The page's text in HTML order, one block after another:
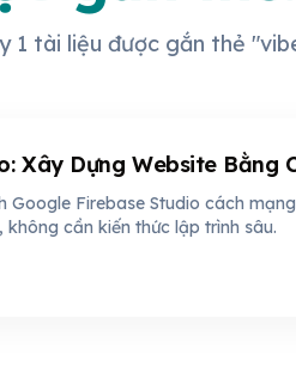
1 tài liệu được gắn thẻ
Xây Dựng Website Bằng
Firebase Studio cách
cần kiến thức lập trình sâu.